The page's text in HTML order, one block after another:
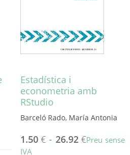
Estadística i
econometria amb
RStudio
Barceló Rado, María Antonia
1.50 €- 26.92 €Preu sense
IVA